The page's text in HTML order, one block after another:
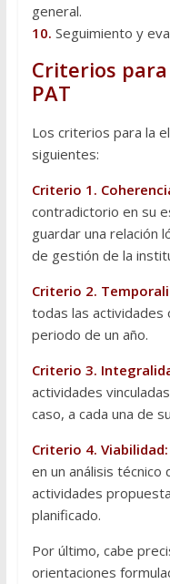
general.
10. Seguimiento y
Criterios
PAT
Los criterios para la
siguientes:
Criterio 1.
contradictorio en su
guardar una relación
de gestión de la
Criterio 2.
todas las actividades
periodo de un año.
Criterio 3.
actividades
caso, a cada una de
Criterio 4. Viabilidad:
en un análisis
actividades
planificado.
Por último, cabe
orientaciones